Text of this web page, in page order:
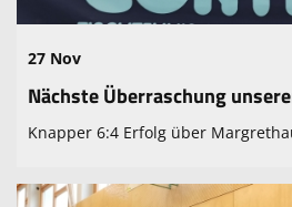
27 Nov
Nächste Überraschung
Knapper 6:4 Erfolg über